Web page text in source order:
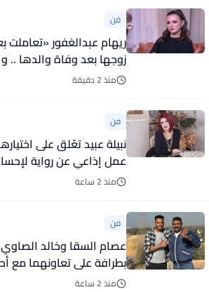
فن
ريهام عبدالغفور
النفسي لم ينفعها
منذ 2 دقيقة
فن
نبيلة عبيد تعّلق على
عمل إذاعي عن رواية
القدوس
منذ 2 ساعة
فن
عصام السقا وخالد
بطرافة على تعاونهما مع
العوضي
منذ 2 ساعة